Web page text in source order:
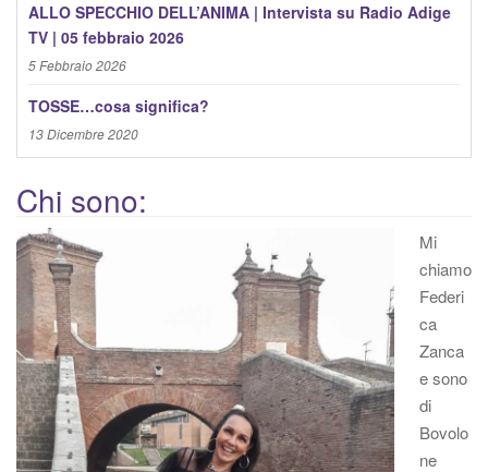
ALLO SPECCHIO DELL’ANIMA | Intervista su Radio Adige
TV | 05 febbraio 2026
5 Febbraio 2026
TOSSE…cosa significa?
13 Dicembre 2020
Chi sono:
Mi
chiamo
Federi
ca
Zanca
e sono
di
Bovolo
ne